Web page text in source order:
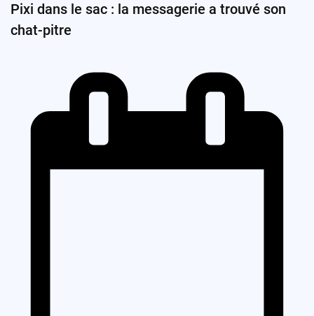
Pixi dans le sac : la messagerie a trouvé son
chat-pitre